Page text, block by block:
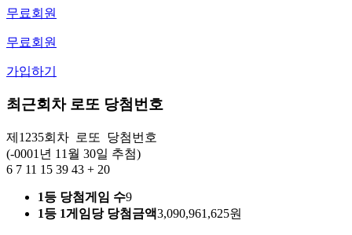
무료회원
무료회원
가입하기
최근회차 로또 당첨번호
제1235회차 로또
당첨번호
(-0001년 11월 30일 추첨)
6 7 11 15 39 43 + 20
1등 당첨게임 수9
1등 1게임당 당첨금액3,090,961,625원